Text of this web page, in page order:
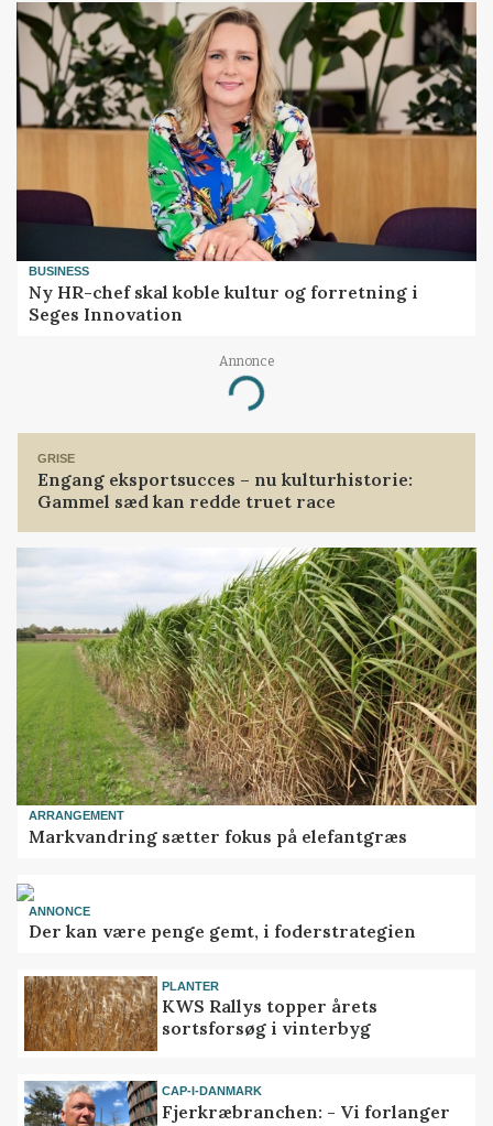
BUSINESS
Ny HR-chef skal koble kultur og forretning i
Seges Innovation
Annonce
Loading...
GRISE
Engang eksportsucces – nu kulturhistorie:
Gammel sæd kan redde truet race
ARRANGEMENT
Markvandring sætter fokus på elefantgræs
ANNONCE
Der kan være penge gemt, i foderstrategien
PLANTER
KWS Rallys topper årets
sortsforsøg i vinterbyg
CAP-I-DANMARK
Fjerkræbranchen: - Vi forlanger